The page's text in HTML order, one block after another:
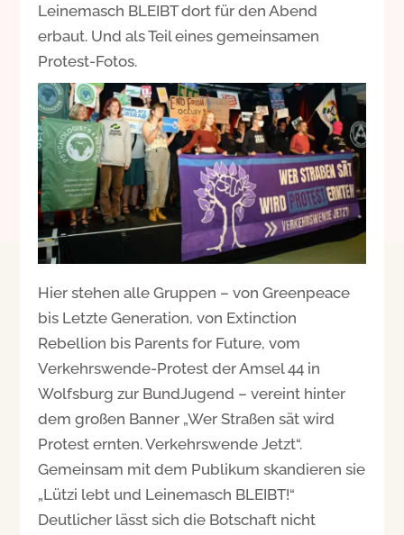
Leinemasch BLEIBT dort für den Abend
erbaut. Und als Teil eines gemeinsamen
Protest-Fotos.
Hier stehen alle Gruppen – von Greenpeace
bis Letzte Generation, von Extinction
Rebellion bis Parents for Future, vom
Verkehrswende-Protest der Amsel 44 in
Wolfsburg zur BundJugend – vereint hinter
dem großen Banner „Wer Straßen sät wird
Protest ernten. Verkehrswende Jetzt“.
Gemeinsam mit dem Publikum skandieren sie
„Lützi lebt und Leinemasch BLEIBT!“
Deutlicher lässt sich die Botschaft nicht